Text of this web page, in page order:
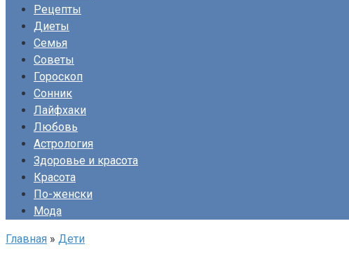
Рецепты
Диеты
Семья
Советы
Гороскоп
Сонник
Лайфхаки
Любовь
Астрология
Здоровье и красота
Красота
По-женски
Мода
Главная » Дети